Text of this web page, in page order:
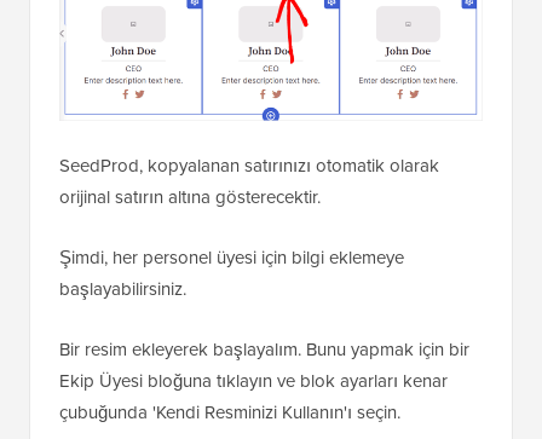
SeedProd, kopyalanan satırınızı otomatik olarak
orijinal satırın altına gösterecektir.
Şimdi, her personel üyesi için bilgi eklemeye
başlayabilirsiniz.
Bir resim ekleyerek başlayalım. Bunu yapmak için bir
Ekip Üyesi bloğuna tıklayın ve blok ayarları kenar
çubuğunda 'Kendi Resminizi Kullanın'ı seçin.